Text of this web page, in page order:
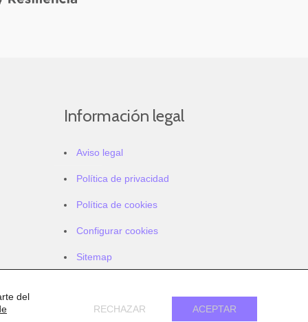
Información legal
Aviso legal
Política de privacidad
Política de cookies
Configurar cookies
Sitemap
del
ACEPTAR
RECHAZAR